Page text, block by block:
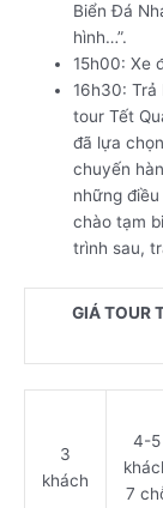
Biển Đá
hình…”.
15h00: Xe
16h30: Trả
tour Tết
đã lựa
chuyến
những
chào tạm
trình sau,
GIÁ TOUR
3
khách
4-5
7